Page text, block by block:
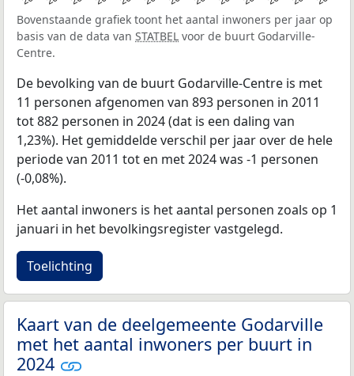
Bovenstaande grafiek toont het aantal inwoners per jaar op
basis van de data van STATBEL voor de buurt Godarville-
Centre.
De bevolking van de buurt Godarville-Centre is met
11 personen afgenomen van 893 personen in 2011
tot 882 personen in 2024 (dat is een daling van
1,23%). Het gemiddelde verschil per jaar over de hele
periode van 2011 tot en met 2024 was -1 personen
(-0,08%).
Het aantal inwoners is het aantal personen zoals op 1
januari in het bevolkingsregister vastgelegd.
Toelichting
Kaart van de deelgemeente Godarville
met het aantal inwoners per buurt in
2024